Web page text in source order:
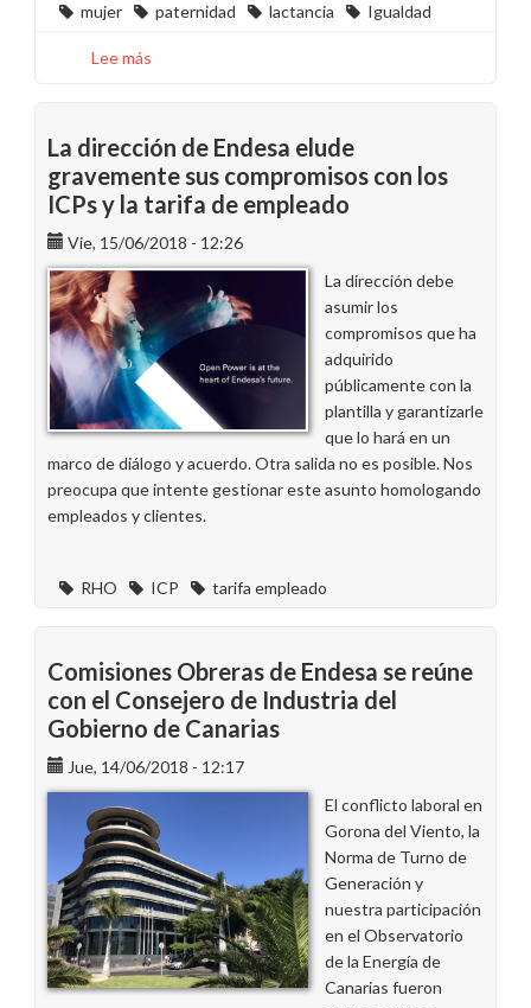
mujer paternidad lactancia Igualdad
Lee más
la
Guía
para
Mamás
y
Papás
Endesa
La dirección de Endesa elude
gravemente sus compromisos con los
ICPs y la tarifa de empleado
Vie, 15/06/2018 - 12:26
La dirección debe
asumir los
compromisos que ha
adquirido
públicamente con la
plantilla y garantizarle
que lo hará en un
marco de diálogo y acuerdo. Otra salida no es posible. Nos
preocupa que intente gestionar este asunto homologando
empleados y clientes.
RHO ICP tarifa empleado
Comisiones Obreras de Endesa se reúne
con el Consejero de Industria del
Gobierno de Canarias
Jue, 14/06/2018 - 12:17
El conflicto laboral en
Gorona del Viento, la
Norma de Turno de
Generación y
nuestra participación
en el Observatorio
de la Energía de
Canarias fueron